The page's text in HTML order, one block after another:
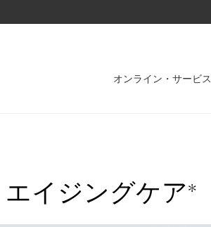
オンライン・サービス
エイジングケア*